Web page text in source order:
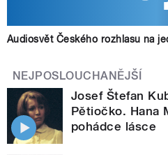
Audiosvět Českého rozhlasu na
NEJPOSLOUCHANĚJŠÍ
Josef Štefan
Pětiočko. Hana
pohádce lásce